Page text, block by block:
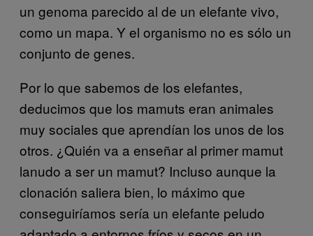
un genoma parecido al de un elefante vivo,
como un mapa. Y el organismo no es sólo un
conjunto de genes.
Por lo que sabemos de los elefantes,
deducimos que los mamuts eran animales
muy sociales que aprendían los unos de los
otros. ¿Quién va a enseñar al primer mamut
lanudo a ser un mamut? Incluso aunque la
clonación saliera bien, lo máximo que
conseguiríamos sería un elefante peludo